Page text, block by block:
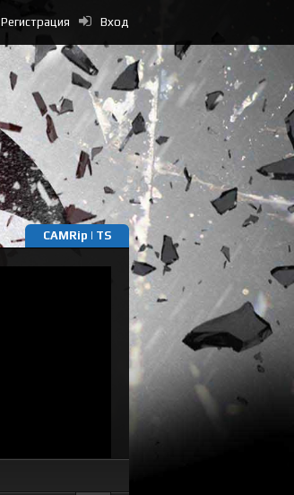
Вход
Регистрация
CAMRip | TS